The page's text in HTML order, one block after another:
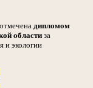
отмечена дипломом
области за
и экологии